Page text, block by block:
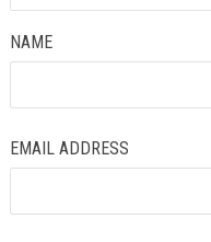
NAME
EMAIL ADDRESS